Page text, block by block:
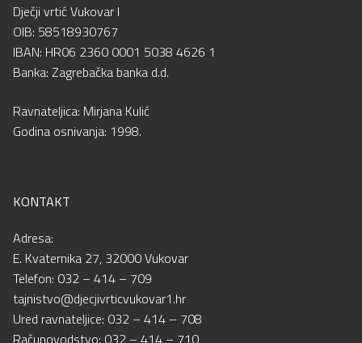
Dječji vrtić Vukovar I
OIB: 58518930767
IBAN: HR06 2360 0001 5038 4626 1
Banka: Zagrebačka banka d.d.
Ravnateljica: Mirjana Kulić
Godina osnivanja: 1998.
KONTAKT
Adresa:
E. Kvaternika 27, 32000 Vukovar
Telefon: 032 – 414 – 709
tajnistvo@djecjivrticvukovar1.hr
Ured ravnateljice: 032 – 414 – 708
Računovodstvo: 032 – 414 – 710